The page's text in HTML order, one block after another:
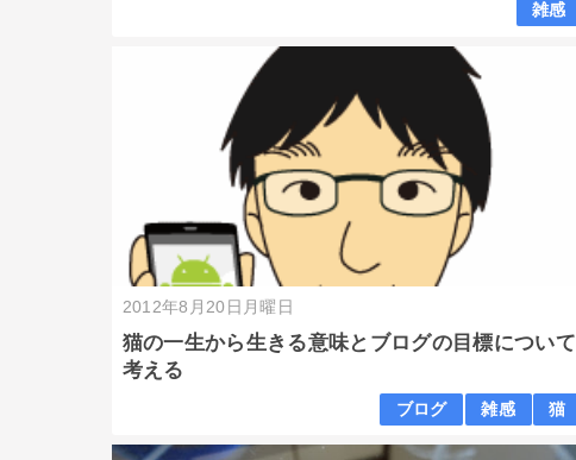
雑感
2012年8月20日月曜日
猫の一生から生きる意味とブログの目標について
考える
ブログ 雑感 猫